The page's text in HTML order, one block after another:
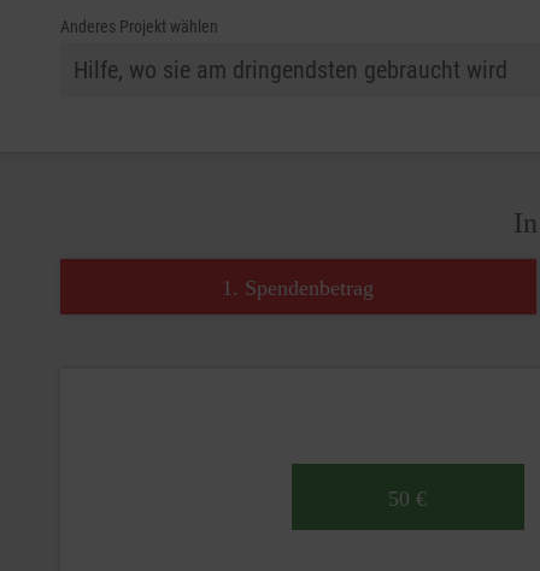
Anderes Projekt wählen
1. Spendenbetrag
50 €